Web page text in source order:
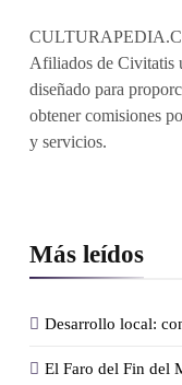
Afiliados de Civitatis
diseñado para
obtener comisiones
y servicios.
Más leídos
Desarrollo local:
El Faro del Fin del